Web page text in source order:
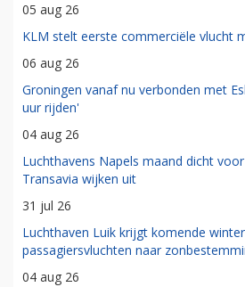
05 aug 26
KLM stelt eerste commerciële vlucht
06 aug 26
Groningen vanaf nu verbonden met
uur rijden'
04 aug 26
Luchthavens Napels maand dicht
Transavia wijken uit
31 jul 26
Luchthaven Luik krijgt komende
passagiersvluchten naar
04 aug 26